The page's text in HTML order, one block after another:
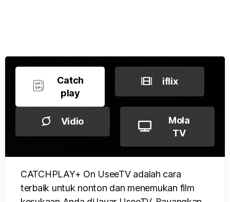
Catch
play
iflix
Vidio
Mola
TV
CATCHPLAY+ On UseeTV adalah cara
terbaik untuk nonton dan menemukan film